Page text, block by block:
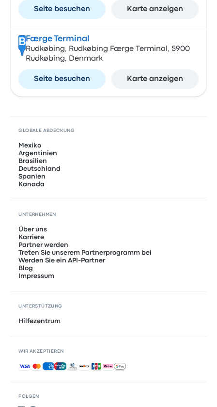
Seite besuchen Karte anzeigen
B Færge Terminal
Rudkøbing, Rudkøbing Færge Terminal, 5900
Rudkøbing, Denmark
Seite besuchen Karte anzeigen
FOLGEN
GLOBALE ABDECKUNG
Mexiko
Argentinien
Brasilien
Deutschland
Spanien
Kanada
UNTERNEHMEN
Über uns
Karriere
Partner werden
Treten Sie unserem Partnerprogramm bei
Werden Sie ein API-Partner
Blog
Impressum
UNTERSTÜTZUNG
Hilfezentrum
WIR AKZEPTIEREN
Akzeptierte Zahlungsmethoden